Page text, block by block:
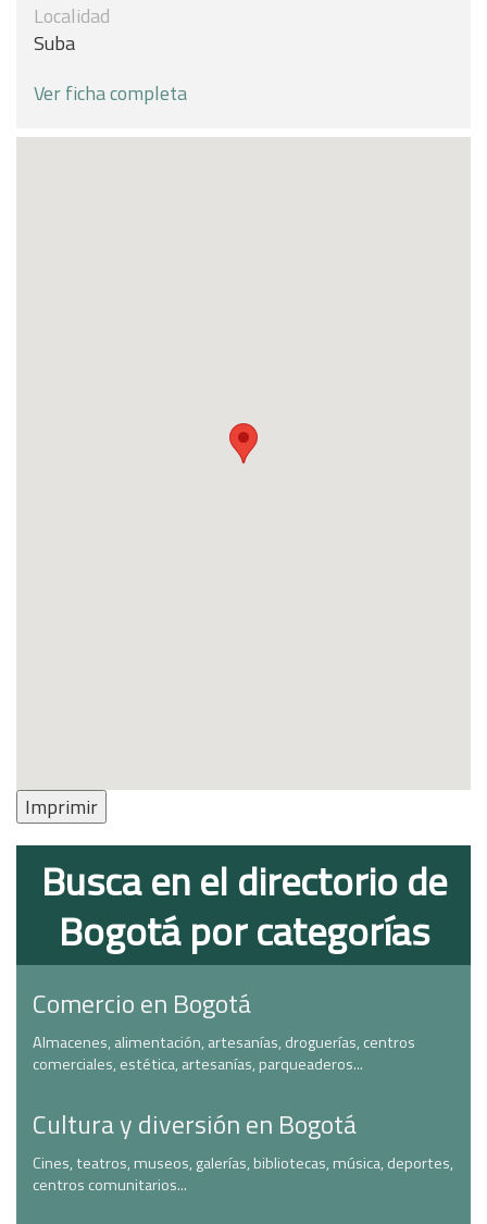
Localidad
Suba
Ver ficha completa
Imprimir
Busca en el directorio de
Bogotá por categorías
Comercio en Bogotá
Almacenes, alimentación, artesanías, droguerías, centros
comerciales, estética, artesanías, parqueaderos...
Cultura y diversión en Bogotá
Cines, teatros, museos, galerías, bibliotecas, música, deportes,
centros comunitarios...